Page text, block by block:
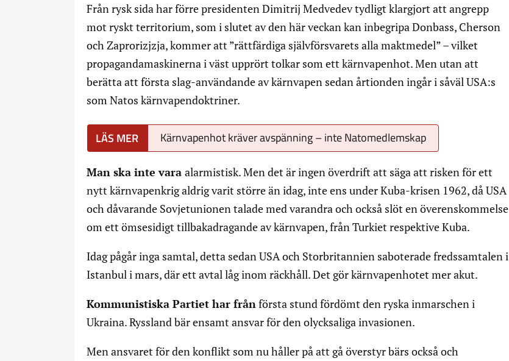
Från rysk sida har förre presidenten Dimitrij Medvedev tydligt klargjort att angrepp
mot ryskt territorium, som i slutet av den här veckan kan inbegripa Donbass, Cherson
och Zaprorizjzja, kommer att ”rättfärdiga självförsvarets alla maktmedel” – vilket
propagandamaskinerna i väst upprört tolkar som ett kärnvapenhot. Men utan att
berätta att första slag-användande av kärnvapen sedan årtionden ingår i såväl USA:s
som Natos kärnvapendoktriner.
Kärnvapenhot kräver avspänning – inte Natomedlemskap
Man ska inte vara alarmistisk. Men det är ingen överdrift att säga att risken för ett
nytt kärnvapenkrig aldrig varit större än idag, inte ens under Kuba-krisen 1962, då USA
och dåvarande Sovjetunionen talade med varandra och också slöt en överenskommelse
om ett ömsesidigt tillbakadragande av kärnvapen, från Turkiet respektive Kuba.
Idag pågår inga samtal, detta sedan USA och Storbritannien saboterade fredssamtalen i
Istanbul i mars, där ett avtal låg inom räckhåll. Det gör kärnvapenhotet mer akut.
Kommunistiska Partiet har frånförsta stund fördömt den ryska inmarschen i
Ukraina. Ryssland bär ensamt ansvar för den olycksaliga invasionen.
Men ansvaret för den konflikt som nu håller på att gå överstyr bärs också och